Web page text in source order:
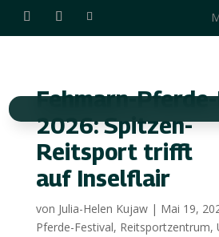
Fehmarn-
2026: Spitzen-
Reitsport trifft
auf Inselflair
von Julia-Helen Kujaw| Mai 19,
Pferde-Festival, Reitsportzentrum,